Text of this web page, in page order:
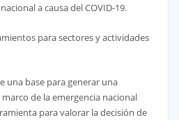
a causa del COVID-19.
para sectores y actividades
una base para generar una
de la emergencia nacional
para valorar la decisión de